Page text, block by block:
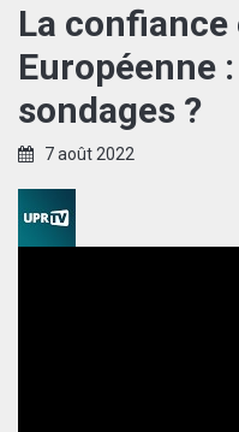
La confiance
Européenne
sondages ?
7 août 2022